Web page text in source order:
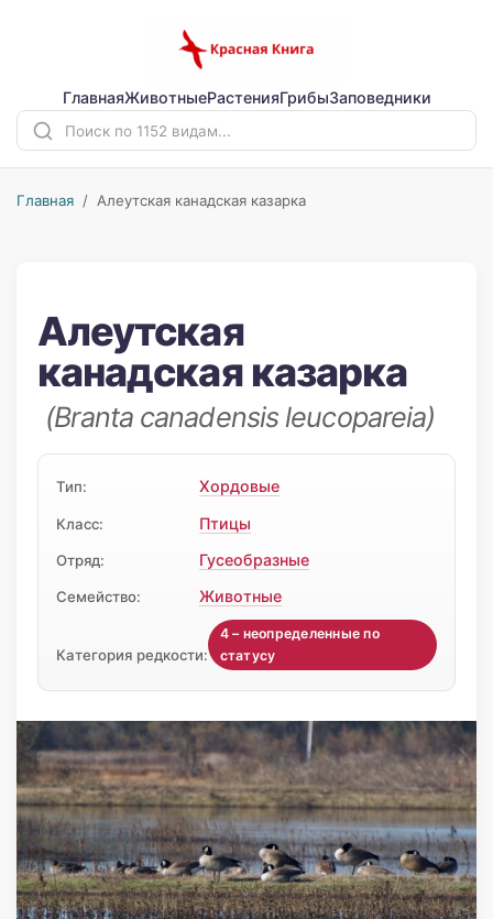
ГлавнаяЖивотныеРастенияГрибыЗаповедники
Главная / Алеутская канадская казарка
Алеутская
канадская казарка
(Branta canadensis leucopareia)
Тип: Хордовые
Класс: Птицы
Отряд: Гусеобразные
Семейство: Животные
Категория редкости:
4 – неопределенные по
статусу